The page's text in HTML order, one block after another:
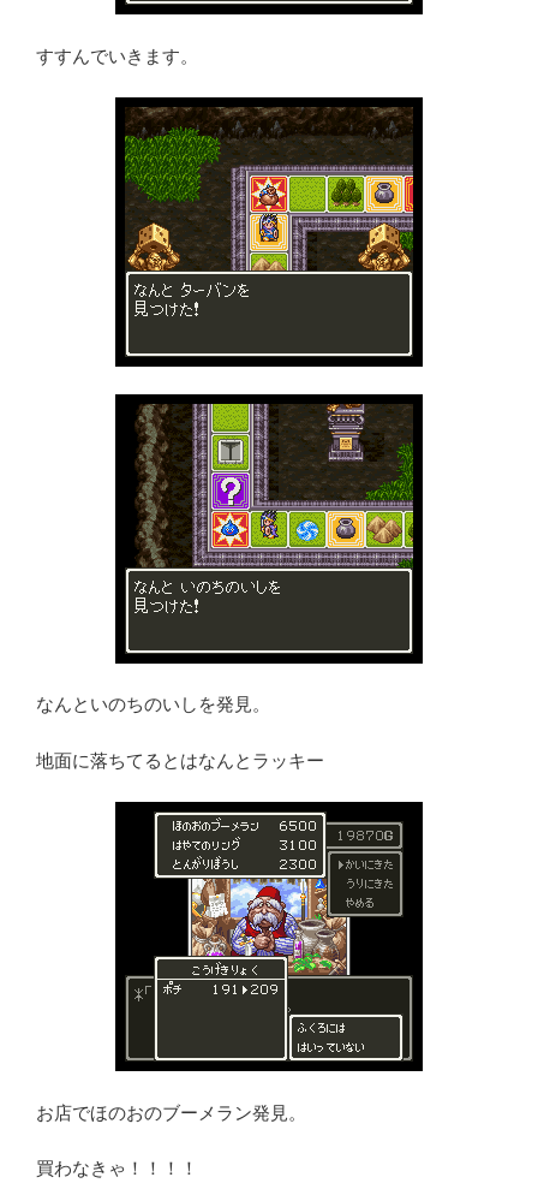
すすんでいきます。
なんといのちのいしを発見。
地面に落ちてるとはなんとラッキー
お店でほのおのブーメラン発見。
買わなきゃ！！！！